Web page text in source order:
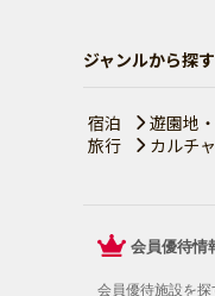
ジャンルから探す
宿泊 遊園地
旅行
カルチ
会員優待情
会員優待施設を探